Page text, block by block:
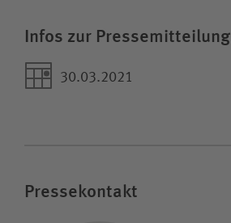
Infos zur Pressemitteilung
30.03.2021
Pressekontakt